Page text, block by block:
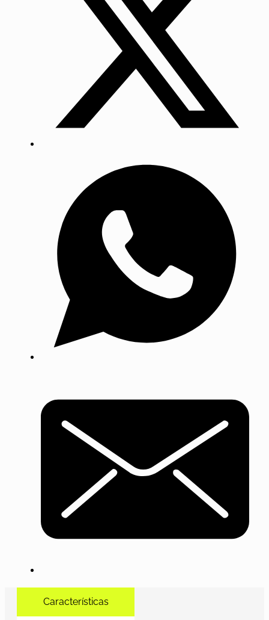
Características